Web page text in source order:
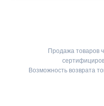
Продажа товаров
Возможность возврата